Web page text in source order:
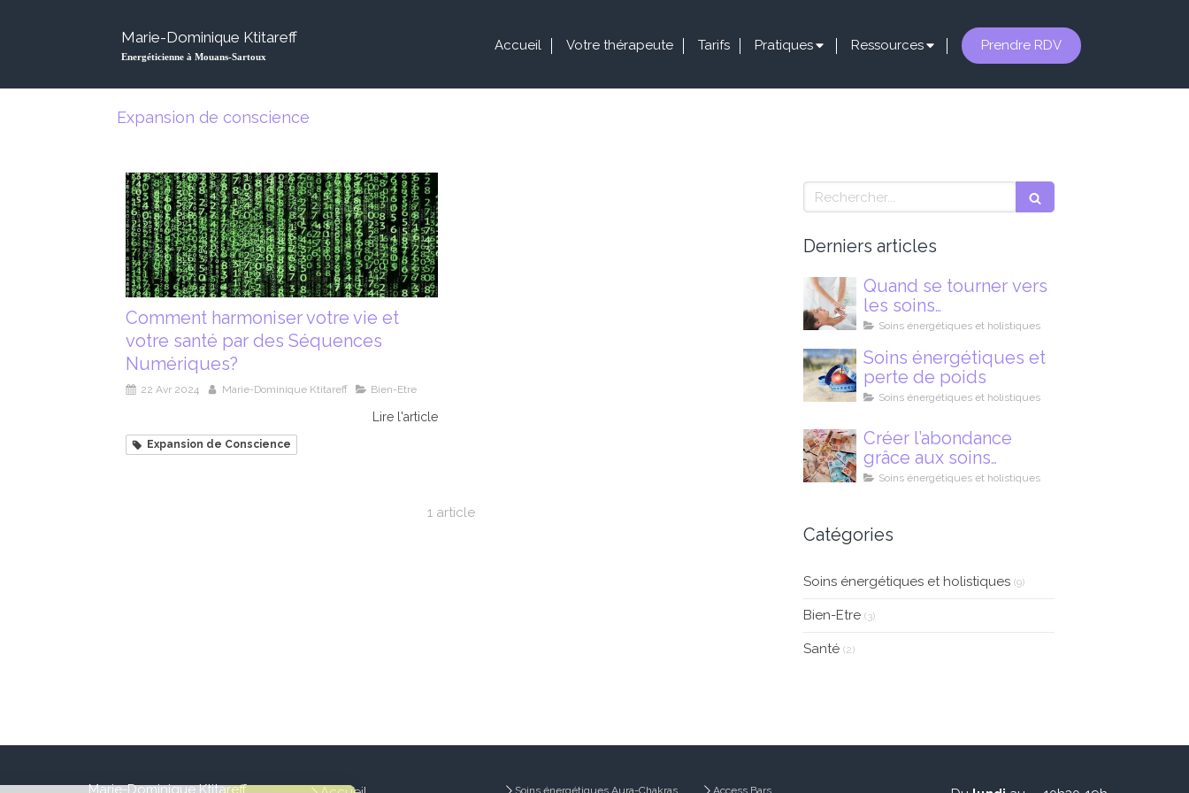
Accueil Votre thérapeute Tarifs Pratiques Ressources Prendre RDV
Marie-Dominique Ktitareff
Energéticienne à Mouans-Sartoux
Expansion de conscience
Comment harmoniser votre vie et
votre santé par des Séquences
Numériques?
22 Avr 2024 Marie-Dominique Ktitareff Bien-Etre
Lire l'article
Expansion de Conscience
1 article
Rechercher
Derniers articles
Quand se tourner vers
les soins
énergétiques?
Soins énergétiques et holistiques
Soins énergétiques et
perte de poids
Soins énergétiques et holistiques
Créer l’abondance
grâce aux soins
énergétiques
Soins énergétiques et holistiques
Catégories
Soins énergétiques et holistiques (9)
Bien-Etre (3)
Santé (2)
Marie-Dominique Ktitareff Soins énergétiques Aura-Chakras Access Bars